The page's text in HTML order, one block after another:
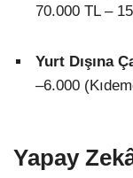
70.000 TL –
Yurt Dışına
–6.000
Yapay